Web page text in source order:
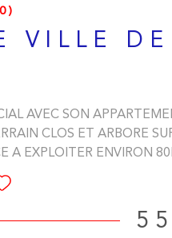
VILLE DE
AVEC SON
CLOS ET ARBORE
A EXPLOITER ENVIRON